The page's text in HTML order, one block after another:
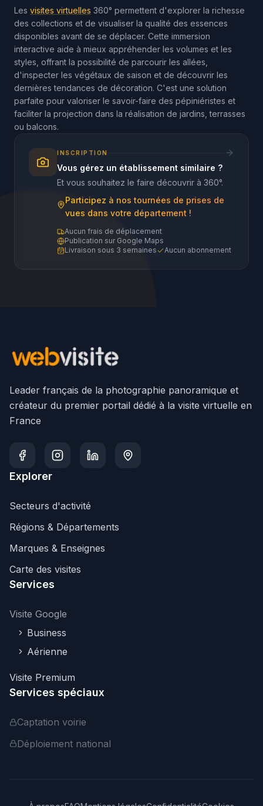
Les visites virtuelles 360° permettent d'explorer la richesse
des collections et de visualiser la qualité des essences
disponibles avant de se déplacer. Cette immersion
interactive aide à mieux appréhender les volumes et les
styles, offrant la possibilité de parcourir les allées,
d'inspecter les végétaux de saison et de découvrir les
dernières tendances de décoration. C'est une solution
parfaite pour valoriser le savoir-faire des pépiniéristes et
faciliter la projection dans la réalisation de jardins, terrasses
ou balcons.
INSCRIPTION
Vous gérez un établissement similaire ?
Et vous souhaitez le faire découvrir à 360°.
Participez à nos tournées de prises de
vues dans votre département !
Aucun frais de déplacement
Publication sur Google Maps
Livraison sous 3 semaines
Aucun abonnement
Leader français de la photographie panoramique et
créateur du premier portail dédié à la visite virtuelle en
France
Explorer
Secteurs d'activité
Régions & Départements
Marques & Enseignes
Carte des visites
Services
Visite Google
Business
Aérienne
Visite Premium
Services spéciaux
Captation voirie
Déploiement national